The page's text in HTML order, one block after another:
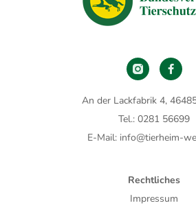
An der Lackfabrik 4,
Tel.: 0281 56699
E-Mail: info@tierheim-
Rechtliches
Impressum